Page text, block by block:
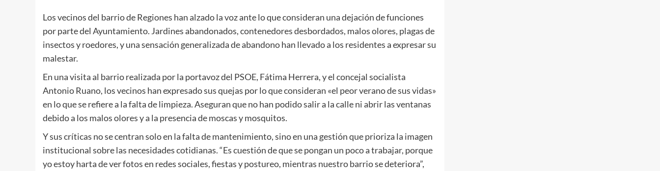
Los vecinos del barrio de Regiones han alzado la voz ante lo que consideran una dejación de funciones
por parte del Ayuntamiento. Jardines abandonados, contenedores desbordados, malos olores, plagas de
insectos y roedores, y una sensación generalizada de abandono han llevado a los residentes a expresar su
malestar.
En una visita al barrio realizada por la portavoz del PSOE, Fátima Herrera, y el concejal socialista
Antonio Ruano, los vecinos han expresado sus quejas por lo que consideran «el peor verano de sus vidas»
en lo que se refiere a la falta de limpieza. Aseguran que no han podido salir a la calle ni abrir las ventanas
debido a los malos olores y a la presencia de moscas y mosquitos.
Y sus críticas no se centran solo en la falta de mantenimiento, sino en una gestión que prioriza la imagen
institucional sobre las necesidades cotidianas. “Es cuestión de que se pongan un poco a trabajar, porque
yo estoy harta de ver fotos en redes sociales, fiestas y postureo, mientras nuestro barrio se deteriora”,